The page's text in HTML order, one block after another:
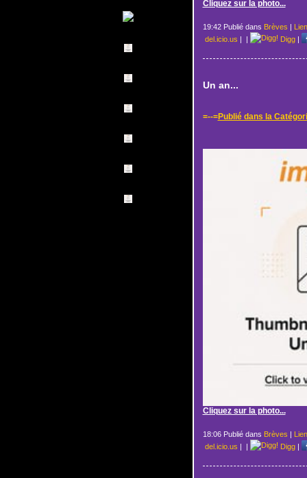
Cliquez sur la photo...
19:42 Publié dans Brèves |
del.icio.us | | Digg|
Un an...
=--=Publié dans la
Cliquez sur la photo...
18:06 Publié dans Brèves |
del.icio.us | | Digg|